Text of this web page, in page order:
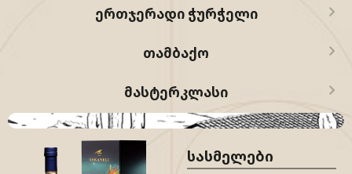
ᲔᲠᲗᲯᲔᲠᲐᲓᲘ ᲭᲣᲠᲭᲔᲚᲘ
ᲗᲐᲛᲑᲐᲥᲝ
ᲛᲐᲡᲢᲔᲠᲙᲚᲐᲡᲘ
ᲡᲐᲡᲛᲔᲚᲔᲑᲘ